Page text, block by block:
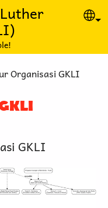
Organisasi GKLI
GKLI